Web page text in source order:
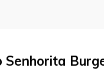
*
Senhorita